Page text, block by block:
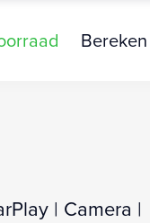
| Camera |